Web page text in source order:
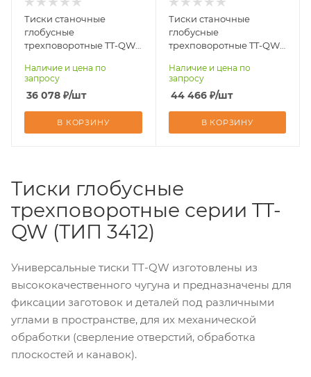
Россия
Назначение тисков
для сверлильных
фрезерных
станков
Зажимные тиски
зажимные
Глобусные тиски
да
Параллельные тиски
Синусные тиски
Сверлильные тиски
Тиски станочные
глобусные
трехповоротные TT-QW-
Наличие и цена по
запросу
36 078 ₽/шт
В КОРЗИНУ
Россия
Назначение тисков
для сверлильных
фрезерных
станков
Зажимные тиски
зажимные
Параллельные тиски
Прецизионные тиски
Синусные тиски
Тиски станочные
глобусные
трехповоротные TT-QW-
Наличие и цена по
запросу
44 466₽/шт
В КОРЗИНУ
Тиски глобусные
трехповоротные серии TT-
QW (ТИП 3412)
Универсальные тиски TT-QW изготовлены из
высококачественного чугуна и предназначены для
фиксации заготовок и деталей под различными
углами в пространстве, для их механической
обработки (сверление отверстий, обработка
плоскостей и канавок).